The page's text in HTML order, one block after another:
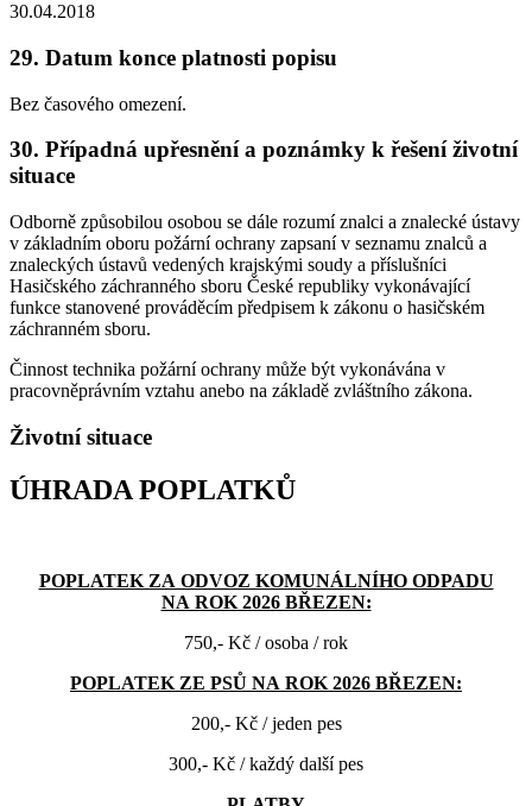
30.04.2018
29. Datum konce platnosti popisu
Bez časového omezení.
30. Případná upřesnění a poznámky k řešení životní
situace
Odborně způsobilou osobou se dále rozumí znalci a znalecké ústavy
v základním oboru požární ochrany zapsaní v seznamu znalců a
znaleckých ústavů vedených krajskými soudy a příslušníci
Hasičského záchranného sboru České republiky vykonávající
funkce stanovené prováděcím předpisem k zákonu o hasičském
záchranném sboru.
Činnost technika požární ochrany může být vykonávána v
pracovněprávním vztahu anebo na základě zvláštního zákona.
Životní situace
ÚHRADA POPLATKŮ
POPLATEK ZA ODVOZ KOMUNÁLNÍHO ODPADU
NA ROK 2026 BŘEZEN:
750,- Kč / osoba / rok
POPLATEK ZE PSŮ NA ROK 2026 BŘEZEN:
200,- Kč / jeden pes
300,- Kč / každý další pes